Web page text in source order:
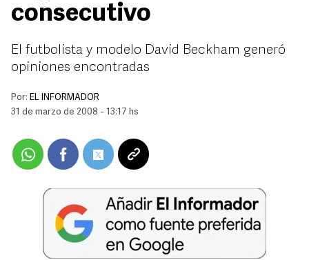
consecutivo
El futbolista y modelo David Beckham generó
opiniones encontradas
Por: EL INFORMADOR
31 de marzo de 2008 - 13:17 hs